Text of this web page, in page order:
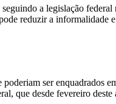
a legislação federal
reduzir a informalidade
ser enquadrados
que desde fevereiro deste